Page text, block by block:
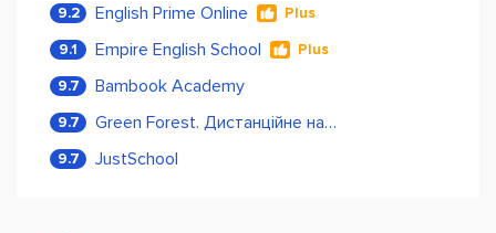
9.2 English Prime Online Plus
9.1 Empire English School Plus
9.7 Bambook Academy
9.7 Green Forest. Дистанційне навчання
9.7 JustSchool